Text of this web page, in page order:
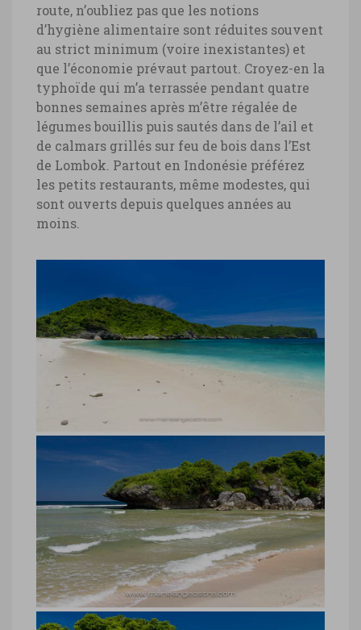
route, n’oubliez pas que les notions
d’hygiène alimentaire sont réduites souvent
au strict minimum (voire inexistantes) et
que l’économie prévaut partout. Croyez-en la
typhoïde qui m’a terrassée pendant quatre
bonnes semaines après m’être régalée de
légumes bouillis puis sautés dans de l’ail et
de calmars grillés sur feu de bois dans l’Est
de Lombok. Partout en Indonésie préférez
les petits restaurants, même modestes, qui
sont ouverts depuis quelques années au
moins.
Indonésie, plage Lawar, île de
Sumbawa
Indonésie, plage Lawar, île de Sumbawa
© Marie-Ange Ostré